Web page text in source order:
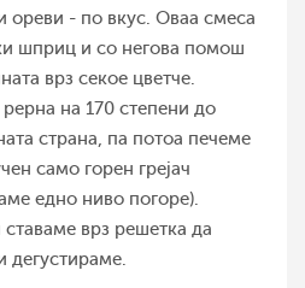
ореви - по вкус. Оваа смеса
шприц и со негова помош
врз секое цветче.
на 170 степени до
страна, па потоа печеме
само горен грејач
едно ниво погоре).
врз решетка да
дегустираме.